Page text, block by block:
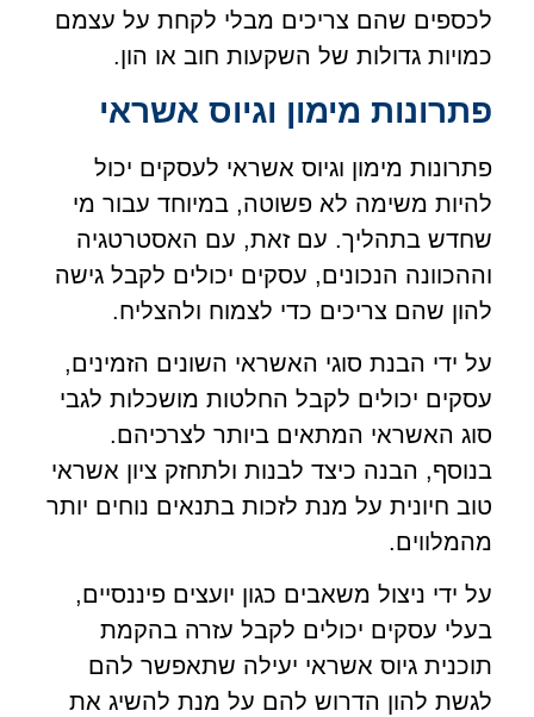
לכספים שהם צריכים מבלי לקחת על עצמם
כמויות גדולות של השקעות חוב או הון.
פתרונות מימון וגיוס אשראי
פתרונות מימון וגיוס אשראי לעסקים יכול
להיות משימה לא פשוטה, במיוחד עבור מי
שחדש בתהליך. עם זאת, עם האסטרטגיה
וההכוונה הנכונים, עסקים יכולים לקבל גישה
להון שהם צריכים כדי לצמוח ולהצליח.
על ידי הבנת סוגי האשראי השונים הזמינים,
עסקים יכולים לקבל החלטות מושכלות לגבי
סוג האשראי המתאים ביותר לצרכיהם.
בנוסף, הבנה כיצד לבנות ולתחזק ציון אשראי
טוב חיונית על מנת לזכות בתנאים נוחים יותר
מהמלווים.
על ידי ניצול משאבים כגון יועצים פיננסיים,
בעלי עסקים יכולים לקבל עזרה בהקמת
תוכנית גיוס אשראי יעילה שתאפשר להם
לגשת להון הדרוש להם על מנת להשיג את